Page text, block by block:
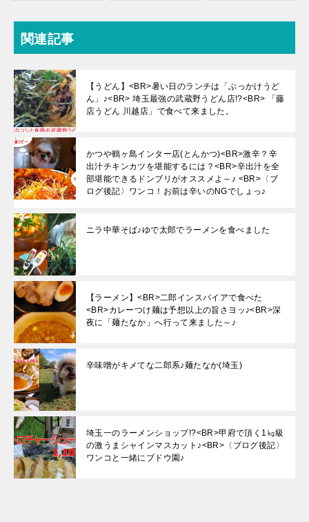
関連記事
【うどん】<BR>暑い日のランチは「ぶっかけうど
ん」♪<BR> 埼玉最強の武蔵野うどん店!?<BR> 「藤
店うどん 川越店」で食べて来ました。
かつや鶴ヶ島インター店(とんかつ)<BR>激辛？辛
出汁チキンカツを堪能するには？<BR>辛出汁を全
部堪能できるドンブリがオススメよ～♪ <BR>〈ブ
ログ後記〉ワンコ！お前は辛いのNGでしょっ♪
ニラ中華そば♪ゆで太郎でラーメンを食べました
【ラーメン】<BR>二郎インスパイアで食べた
<BR>カレーつけ麺は予想以上の旨さヨッ♪<BR>深
夜に「麺たなか」へ行って来ました～♪
辛味噌がキメてな二郎系♪麺たなか(埼玉)
埼玉一のラーメンショップ!?<BR>甲府で頂く1㎏級
の激うまシャインマスカット♪<BR>〈ブログ後記〉
ワンコと一緒にブドウ園♪